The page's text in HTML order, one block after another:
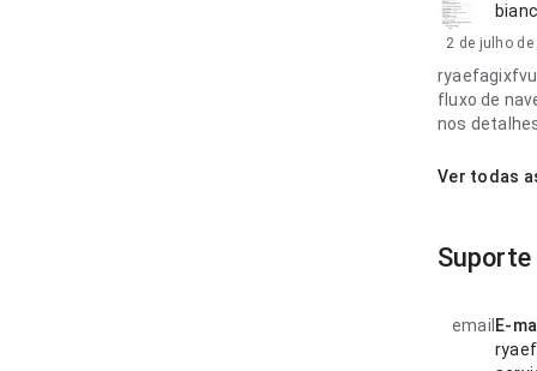
2 de julho
fluxo de
nos
Ver todas
Suporte
email E-